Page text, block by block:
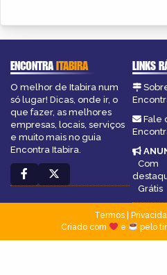
ENCONTRAITABIRA
O melhor de Itabira num
só lugar! Dicas, onde ir, o
que fazer, as melhores
empresas, locais, serviços
e muito mais no guia
Encontra Itabira.
LINKS
Fale
Com
Grátis
Termos|
Criado com
e pelo